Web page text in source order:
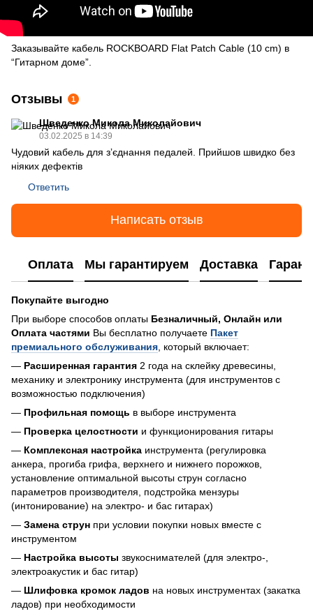
Заказывайте кабель ROCKBOARD Flat Patch Cable (10 cm) в
“Гитарном доме”.
Отзывы 1
Шведенко Микола Миколайович
03.02.2025 в 14:39
Чудовий кабель для зʼєднання педалей. Прийшов швидко без
ніяких дефектів
Ответить
Написать отзыв
Оплата Мы гарантируем Доставка
Покупайте выгодно
При выборе способов оплаты Безналичный, Онлайн или
Оплата частями Вы бесплатно получаете Пакет
премиального обслуживания , который включает:
— Расширенная гарантия 2 года на склейку древесины,
механику и электронику инструмента (для инструментов с
возможностью подключения)
— Профильная помощь в выборе инструмента
— Проверка целостности и функционирования гитары
— Комплексная настройка инструмента (регулировка
анкера, прогиба грифа, верхнего и нижнего порожков,
установление оптимальной высоты струн согласно
параметров производителя, подстройка мензуры
(интонирование) на электро- и бас гитарах)
— Замена струн при условии покупки новых вместе с
инструментом
— Настройка высоты звукоснимателей (для электро-,
электроакустик и бас гитар)
— Шлифовка кромок ладов на новых инструментах (закатка
ладов) при необходимости